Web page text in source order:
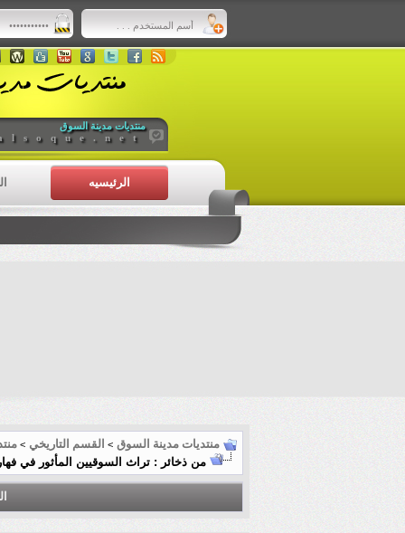
منتديات مدينة السوق
الرئيسيه
منتديات مدينة السوق > القسم التاريخي >
من ذخائر : تراث السوقيين المأثور في